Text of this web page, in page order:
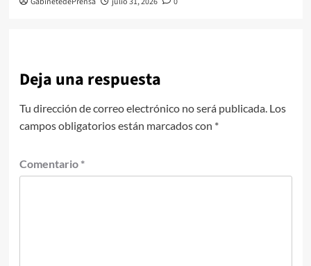
Deja una respuesta
Tu dirección de correo electrónico no será publicada. Los
campos obligatorios están marcados con *
Comentario *